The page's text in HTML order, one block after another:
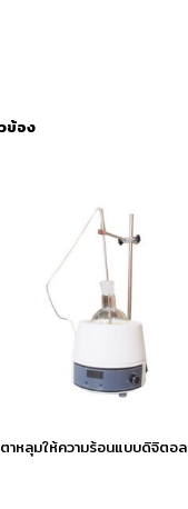
ข้อง
ตาหลุมให้ความร้อนแบบดิจิตอล